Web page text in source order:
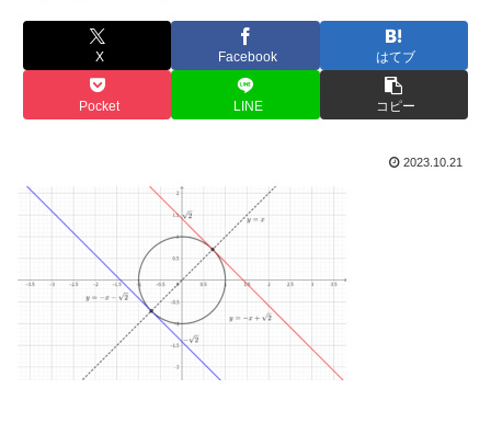
X Facebook はてブ
Pocket LINE コピー
2023.10.21